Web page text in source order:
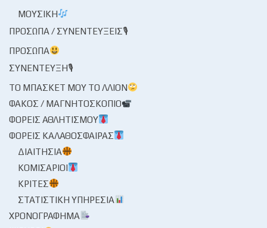
ΜΟΥΣΙΚΉ
ΠΡΌΣΩΠΑ / ΣΥΝΕΝΤΕΎΞΕΙΣ🎙
ΠΡΌΣΩΠΑ
ΣΥΝΈΝΤΕΥΞΗ🎙
ΤΟ ΜΠΆΣΚΕΤ ΜΟΥ ΤΟ ΛΛΊΟΝ
ΦΑΚΌΣ / ΜΑΓΝΗΤΟΣΚΌΠΙΟ
ΦΟΡΕΊΣ ΑΘΛΗΤΙΣΜΟΎ
ΦΟΡΕΊΣ ΚΑΛΑΘΌΣΦΑΙΡΑΣ
ΔΙΑΙΤΗΣΊΑ
ΚΟΜΙΣΆΡΙΟΙ
ΚΡΙΤΈΣ
ΣΤΑΤΙΣΤΙΚΉ ΥΠΗΡΕΣΊΑ
ΧΡΟΝΟΓΡΆΦΗΜΑ